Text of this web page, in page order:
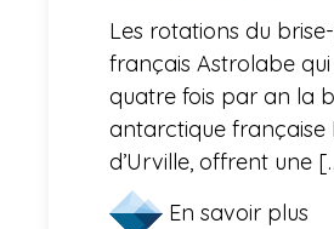
Les rotations du
français Astrolabe
quatre fois par an la
antarctique française
d’Urville, offrent une
En savoir plus